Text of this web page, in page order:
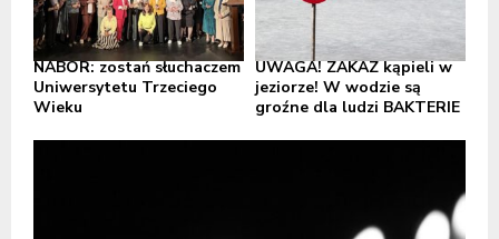
NABÓR: zostań słuchaczem
Uniwersytetu Trzeciego
Wieku
UWAGA! ZAKAZ kąpieli w
jeziorze! W wodzie są
groźne dla ludzi BAKTERIE